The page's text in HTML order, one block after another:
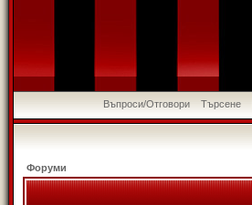
Въпроси/Отговори Търсене
Форуми